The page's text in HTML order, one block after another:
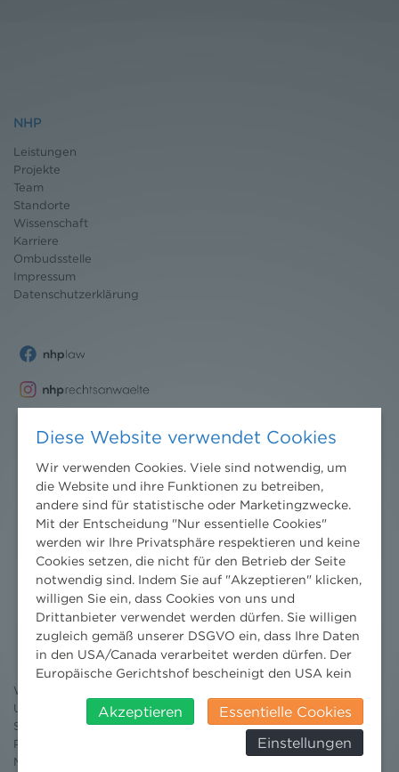
NHP
Leistungen
Projekte
Team
Standorte
Wissenschaft
Karriere
Ombudsstelle
Impressum
Datenschutzerklärung
Nachrichten
News aktuell
Newsletter
3 Minuten Umweltrecht
Willkommen Umweltrecht
Umweltrechtsblog
Seminare
Publikationen
Moot Court
Diese Website verwendet Cookies
Wir verwenden Cookies. Viele sind notwendig, um
die Website und ihre Funktionen zu betreiben,
andere sind für statistische oder Marketingzwecke.
Mit der Entscheidung "Nur essentielle Cookies"
werden wir Ihre Privatsphäre respektieren und keine
Cookies setzen, die nicht für den Betrieb der Seite
notwendig sind. Indem Sie auf "Akzeptieren" klicken,
willigen Sie ein, dass Cookies von uns und
Drittanbieter verwendet werden dürfen. Sie willigen
zugleich gemäß unserer DSGVO ein, dass Ihre Daten
in den USA/Canada verarbeitet werden dürfen. Der
Europäische Gerichtshof bescheinigt den USA kein
insbesondere das Risiko, dass ihre Daten durch US-
Behörden, zu Kontroll- und zu
Überwachungszwecken, verarbeitet werden und
Akzeptieren
Essentielle Cookies
Einstellungen